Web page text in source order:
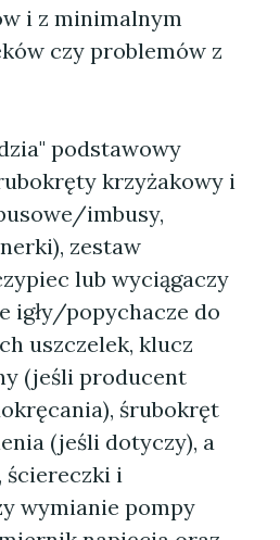
i z minimalnym
czy problemów z
podstawowy
krzyżakowy i
imbusy,
zestaw
lub wyciągaczy
igły/popychacze do
uszczelek, klucz
(jeśli producent
śrubokręt
(jeśli dotyczy), a
ściereczki i
wymianie pompy